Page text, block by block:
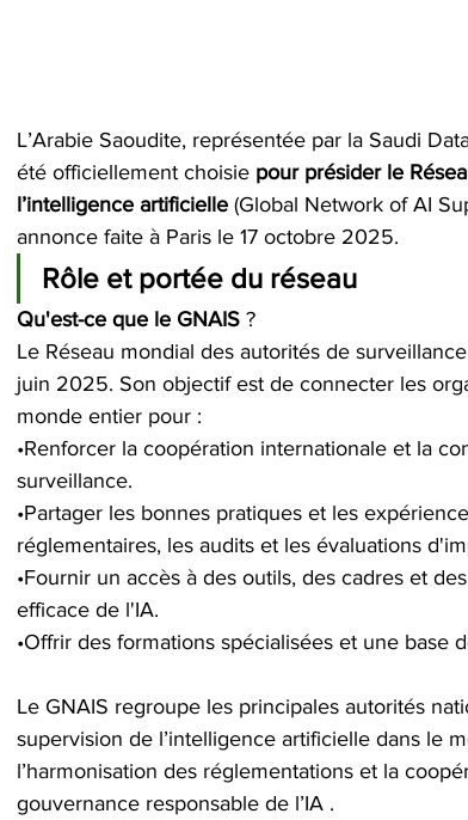
L’Arabie Saoudite, représentée par la Saudi
été officiellement choisie pour présider le
l’intelligence artificielle (Global Network of AI
annonce faite à Paris le 17 octobre 2025.
Rôle et portée du réseau
Qu'est-ce que le GNAIS ?
Le Réseau mondial des autorités de
juin 2025. Son objectif est de connecter les
monde entier pour :
•Renforcer la coopération internationale et la
surveillance.
•Partager les bonnes pratiques et les
réglementaires, les audits et les évaluations
•Fournir un accès à des outils, des cadres et
efficace de l'IA.
•Offrir des formations spécialisées et une base
Le GNAIS regroupe les principales autorités
supervision de l’intelligence artificielle dans le
l’harmonisation des réglementations et la
gouvernance responsable de l’IA .